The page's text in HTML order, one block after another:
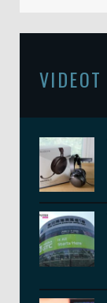
VIDEOT